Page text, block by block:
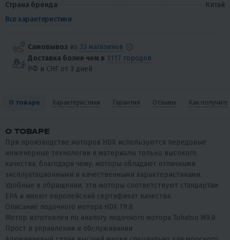
Страна бренда
Китай
Все характеристики
Самовывоз из 33 магазинов
Доставка более чем в 1117 городов
РФ и СНГ от 3 дней
О товаре Характеристики Гарантия Отзывы Как получить
О ТОВАРЕ
При производстве моторов HDX используются передовые
инженерные технологии и материалы только высокого
качества, благодаря чему, моторы обладают отличными
эксплуатационными и качественными характеристиками.
Удобные в обращении, эти моторы соответствуют стандартам
EPA и имеют европейский сертификат качества.
Описание лодочного мотора HDX T9,8
Мотор изготовлен по аналогу лодочного мотора Tohatsu M9,8
Прост в управлении и обслуживании